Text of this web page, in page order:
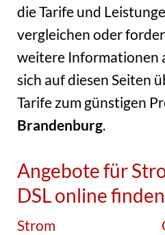
die Tarife und
vergleichen oder
weitere Informationen
sich auf diesen Seiten
Tarife zum günstigen
Brandenburg.
Angebote für
DSL online finden
Strom